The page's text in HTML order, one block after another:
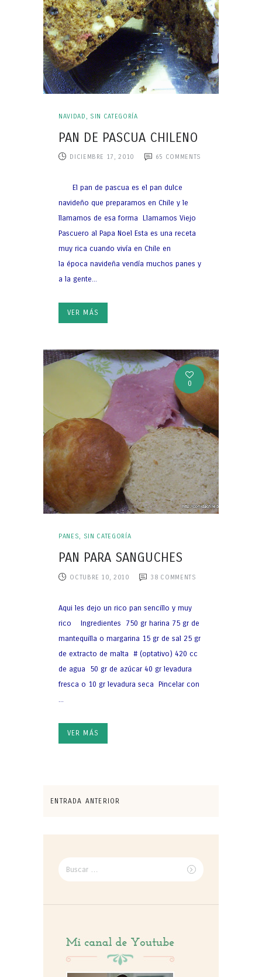
NAVIDAD , SIN CATEGORÍA
PAN DE PASCUA CHILENO
DICIEMBRE 17, 2010 65 COMMENTS
El pan de pascua es el pan dulce
navideño que preparamos en Chile y le
llamamos de esa forma Llamamos Viejo
Pascuero al Papa Noel Esta es una receta
muy rica cuando vivía en Chile en
la época navideña vendía muchos panes y
a la gente...
VER MÁS
0
PANES, SIN CATEGORÍA
PAN PARA SANGUCHES
OCTUBRE 10, 2010 38 COMMENTS
Aqui les dejo un rico pan sencillo y muy
rico Ingredientes 750 gr harina 75 gr de
mantequilla o margarina 15 gr de sal 25 gr
de extracto de malta # (optativo) 420 cc
de agua 50 gr de azúcar 40 gr levadura
fresca o 10 gr levadura seca Pincelar con
...
VER MÁS
ENTRADA ANTERIOR
Buscar
por: